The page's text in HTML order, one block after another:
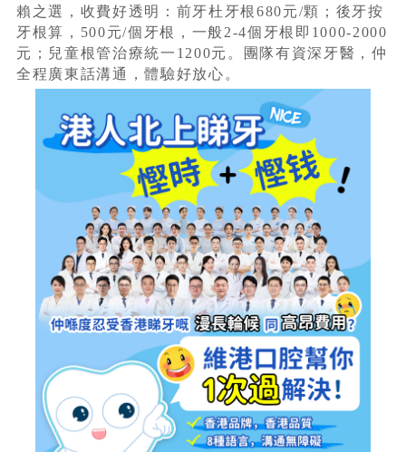
賴之選，收費好透明：前牙杜牙根680元/顆；後牙按
牙根算，500元/個牙根，一般2-4個牙根即1000-2000
元；兒童根管治療統一1200元。團隊有資深牙醫，仲
全程廣東話溝通，體驗好放心。